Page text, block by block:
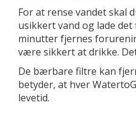
For at rense vandet skal
usikkert vand og lade
minutter fjernes
være sikkert at drikke.
De bærbare filtre kan
betyder, at hver
levetid.